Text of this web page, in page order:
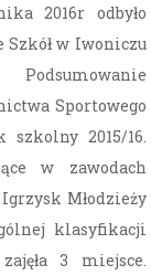
2016r odbyło
Szkół w Iwoniczu
Sportowego
szkolny 2015/16.
w zawodach
Młodzieży
klasyfikacji
3 miejsce.